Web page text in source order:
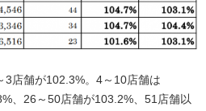
3店舗が102.3%。4～10店舗は
、26～50店舗が103.2%、51店舗以